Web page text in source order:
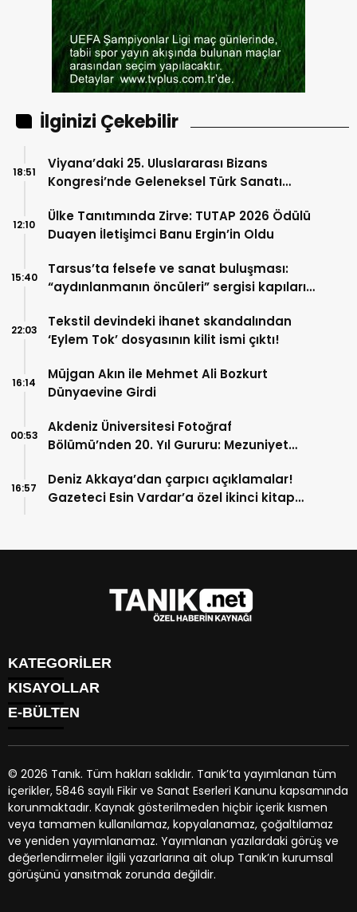
İlginizi Çekebilir
Viyana’daki 25. Uluslararası Bizans
Kongresi’nde Geleneksel Türk Sanatı
Sanatıyla Ülkemizi Temsil Ediyor
18:51
Ülke Tanıtımında Zirve: TUTAP 2026 Ödülü
Duayen İletişimci Banu Ergin’in Oldu
12:10
Tarsus’ta felsefe ve sanat buluşması:
“aydınlanmanın öncüleri” sergisi kapılarını
15:40
Tekstil devindeki ihanet skandalından
‘Eylem Tok’ dosyasının kilit ismi çıktı!
22:03
Müjgan Akın ile Mehmet Ali Bozkurt
Dünyaevine Girdi
16:14
Akdeniz Üniversitesi Fotoğraf
Bölümü’nden 20. Yıl Gururu: Mezuniyet
00:53
Deniz Akkaya’dan çarpıcı açıklamalar!
Gazeteci Esin Vardar’a özel ikinci kitap
16:57
KATEGORİLER
GÜNDEM
EKONOMİ
SİYASET
YAŞAM
BİYOGRAFİLER
EGE BÖLGESİ
KISAYOLLAR
HAVA DURUMU
TRAFİK DURUMU
PUAN DURUMU
PİYASALAR
HİSSELER
PARİTELER
KÜNYE
İLETİŞİM
E-BÜLTEN
tanik.nete-bültenine abone olarak, tarafınıza haber, duyuru
ve kampanya içerikli e-postaların gönderilmesini kabul etmiş
olursunuz.
© 2026 Tanık. Tüm hakları saklıdır. Tanık’ta yayımlanan tüm
içerikler, 5846 sayılı Fikir ve Sanat Eserleri Kanunu kapsamında
korunmaktadır. Kaynak gösterilmeden hiçbir içerik kısmen
veya tamamen kullanılamaz, kopyalanamaz, çoğaltılamaz
ve yeniden yayımlanamaz. Yayımlanan yazılardaki görüş ve
değerlendirmeler ilgili yazarlarına ait olup Tanık’ın kurumsal
görüşünü yansıtmak zorunda değildir.